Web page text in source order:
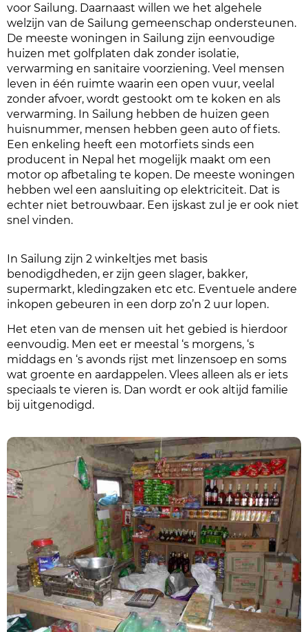
voor Sailung. Daarnaast willen we het algehele
welzijn van de Sailung gemeenschap ondersteunen.
De meeste woningen in Sailung zijn eenvoudige
huizen met golfplaten dak zonder isolatie,
verwarming en sanitaire voorziening. Veel mensen
leven in één ruimte waarin een open vuur, veelal
zonder afvoer, wordt gestookt om te koken en als
verwarming. In Sailung hebben de huizen geen
huisnummer, mensen hebben geen auto of fiets.
Een enkeling heeft een motorfiets sinds een
producent in Nepal het mogelijk maakt om een
motor op afbetaling te kopen. De meeste woningen
hebben wel een aansluiting op elektriciteit. Dat is
echter niet betrouwbaar. Een ijskast zul je er ook niet
snel vinden.
In Sailung zijn 2 winkeltjes met basis
benodigdheden, er zijn geen slager, bakker,
supermarkt, kledingzaken etc etc. Eventuele andere
inkopen gebeuren in een dorp zo’n 2 uur lopen.
Het eten van de mensen uit het gebied is hierdoor
eenvoudig. Men eet er meestal ‘s morgens, ‘s
middags en ‘s avonds rijst met linzensoep en soms
wat groente en aardappelen. Vlees alleen als er iets
speciaals te vieren is. Dan wordt er ook altijd familie
bij uitgenodigd.